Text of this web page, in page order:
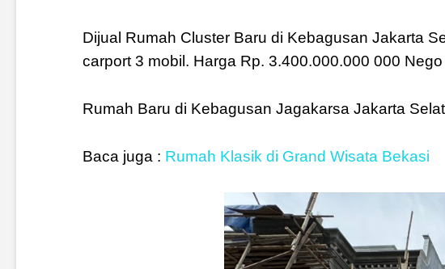
Dijual Rumah Cluster Baru di Kebagusan Jakarta
carport 3 mobil. Harga Rp. 3.400.000.000 000
Rumah Baru di Kebagusan Jagakarsa Jakarta
Baca juga : Rumah Klasik di Grand Wisata Bekasi